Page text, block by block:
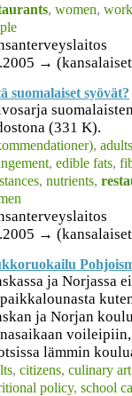
, women,
→
suomalaiset syövät?
(331 K).
, adults
, edible fats,
, nutrients,
→
ja Norjassa
ja Norjan
voileipiin,
lämmin
, citizens, culinary art
policy, school